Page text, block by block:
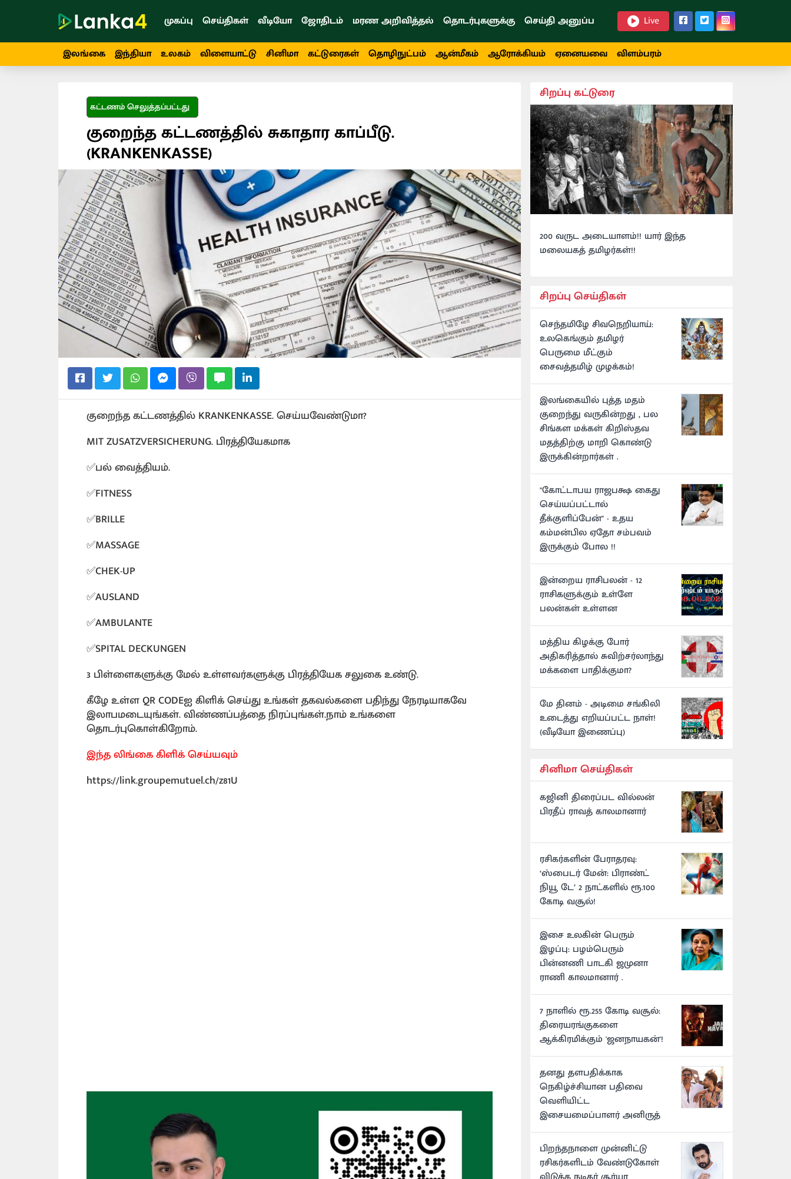
முகப்பு செய்திகள் வீடியோ ஜோதிடம் மரண அறிவித்தல் தொடர்புகளுக்கு செய்தி அனுப்ப Live
இலங்கை இந்தியா உலகம் விளையாட்டு சினிமா கட்டுரைகள் தொழிநுட்பம் ஆன்மீகம் ஆரோக்கியம் ஏனையவை விளம்பரம்
கட்டணம் செலுத்தப்பட்டது
குறைந்த கட்டணத்தில் சுகாதார காப்பீடு.
(KRANKENKASSE)
குறைந்த கட்டணத்தில் KRANKENKASSE. செய்யவேண்டுமா?
MIT ZUSATZVERSICHERUNG. பிரத்தியேகமாக
✅பல் வைத்தியம்.
✅FITNESS
✅BRILLE
✅MASSAGE
✅CHEK-UP
✅AUSLAND
✅AMBULANTE
✅SPITAL DECKUNGEN
3 பிள்ளைகளுக்கு மேல் உள்ளவர்களுக்கு பிரத்தியேக சலுகை உண்டு.
கீழே உள்ள QR CODEஐ கிளிக் செய்து உங்கள் தகவல்களை பதிந்து நேரடியாகவே
இலாபமடையுங்கள். விண்ணப்பத்தை நிரப்புங்கள்.நாம் உங்களை
தொடர்புகொள்கிறோம்.
இந்த லிங்கை கிளிக் செய்யவும்
https://link.groupemutuel.ch/z81U
சிறப்பு கட்டுரை
200 வருட அடையாளம்!! யார் இந்த
மலையகத் தமிழர்கள்!!
சிறப்பு செய்திகள்
செந்தமிழே சிவநெறியாய்:
உலகெங்கும் தமிழர்
பெருமை மீட்கும்
சைவத்தமிழ் முழக்கம்!
இலங்கையில் புத்த மதம்
குறைந்து வருகின்றது , பல
சிங்கள மக்கள் கிறிஸ்தவ
மதத்திற்கு மாறி கொண்டு
இருக்கின்றார்கள் .
"கோட்டாபய ராஜபக்ஷ கைது
செய்யப்பட்டால்
தீக்குளிப்பேன்" - உதய
கம்மன்பில ஏதோ சம்பவம்
இருக்கும் போல !!
இன்றைய ராசிபலன் - 12
ராசிகளுக்கும் உள்ளே
பலன்கள் உள்ளன
மத்திய கிழக்கு போர்
அதிகரித்தால் சுவிற்சர்லாந்து
மக்களை பாதிக்குமா?
மே தினம் - அடிமை சங்கிலி
உடைத்து எறியப்பட்ட நாள்!
(வீடியோ இணைப்பு)
சினிமா செய்திகள்
கஜினி திரைப்பட வில்லன்
பிரதீப் ராவத் காலமானார்
ரசிகர்களின் பேராதரவு:
‘ஸ்பைடர் மேன்: பிராண்ட்
நியூ டே’ 2 நாட்களில் ரூ.100
கோடி வசூல்!
இசை உலகின் பெரும்
இழப்பு: பழம்பெரும்
பின்னணி பாடகி ஜமுனா
ராணி காலமானார் .
7 நாளில் ரூ.255 கோடி வசூல்:
திரையரங்குகளை
ஆக்கிரமிக்கும் 'ஜனநாயகன்'!
தனது தளபதிக்காக
நெகிழ்ச்சியான பதிவை
வெளியிட்ட
இசையமைப்பாளர் அனிருத்
பிறந்தநாளை முன்னிட்டு
ரசிகர்களிடம் வேண்டுகோள்